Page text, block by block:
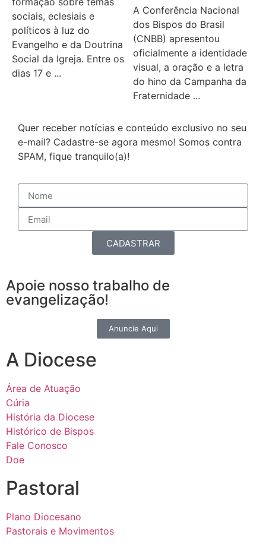
sociais, eclesiais e
políticos à luz do
Evangelho e da Doutrina
Social da Igreja. Entre os
dias 17 e ...
A Conferência Nacional
dos Bispos do Brasil
(CNBB) apresentou
oficialmente a identidade
visual, a oração e a letra
do hino da Campanha da
Fraternidade ...
Quer receber notícias e conteúdo exclusivo no seu
e-mail? Cadastre-se agora mesmo! Somos contra
SPAM, fique tranquilo(a)!
CADASTRAR
Apoie nosso trabalho de
evangelização!
Anuncie Aqui
A Diocese
Área de Atuação
Cúria
História da Diocese
Histórico de Bispos
Fale Conosco
Doe
Pastoral
Plano Diocesano
Pastorais e Movimentos